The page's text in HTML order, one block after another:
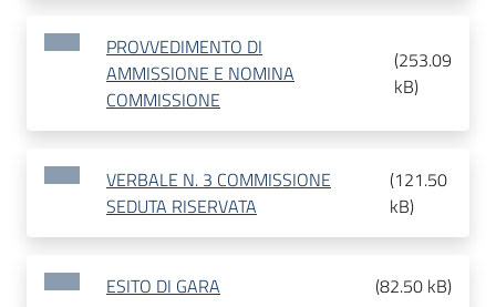
PROVVEDIMENTO DI
AMMISSIONE E NOMINA
COMMISSIONE
(253.09
kB)
VERBALE N. 3 COMMISSIONE
SEDUTA RISERVATA
(121.50
kB)
ESITO DI GARA (82.50 kB)